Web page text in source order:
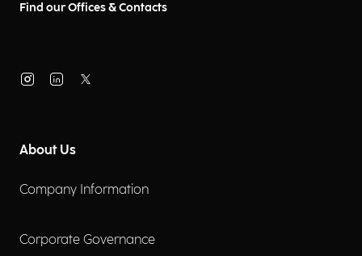
Find our Offices & Contacts
About Us
Company Information
Corporate Governance